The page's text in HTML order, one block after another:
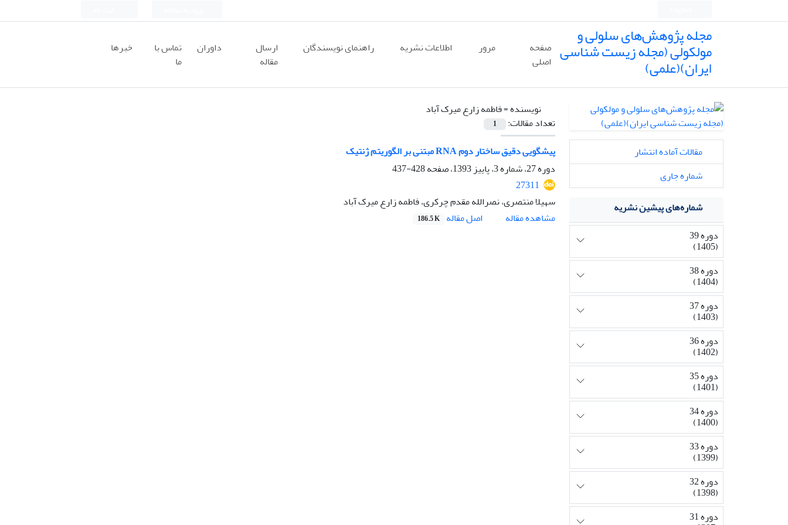
مجله پژوهش‌های سلولی و
مولکولی (مجله زیست شناسی
ایران)(علمی)
صفحه
اصلی
مرور اطلاعات نشریه راهنمای نویسندگان
ارسال
مقاله
داوران
تماس با
ما
خبرها
نویسنده =فاطمه زارع میرک آباد
تعداد مقالات:
1
پیشگویی دقیق ساختار دوم RNA مبتنی بر الگوریتم ژنتیک
دوره 27، شماره 3، پاییز 1393، صفحه
428-437
27311
سهیلا منتصری، نصرالله مقدم چرکری، فاطمه زارع میرک آباد
مشاهده مقاله
اصل مقاله 186.5 K
مقالات آماده انتشار
شماره جاری
شماره‌های پیشین نشریه
دوره 39
(1405)
دوره 38
(1404)
دوره 37
(1403)
دوره 36
(1402)
دوره 35
(1401)
دوره 34
(1400)
دوره 33
(1399)
دوره 32
(1398)
دوره 31